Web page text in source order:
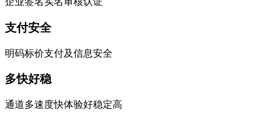
支付安全
明码标价支付及信息安全
多快好稳
通道多速度快体验好稳定高